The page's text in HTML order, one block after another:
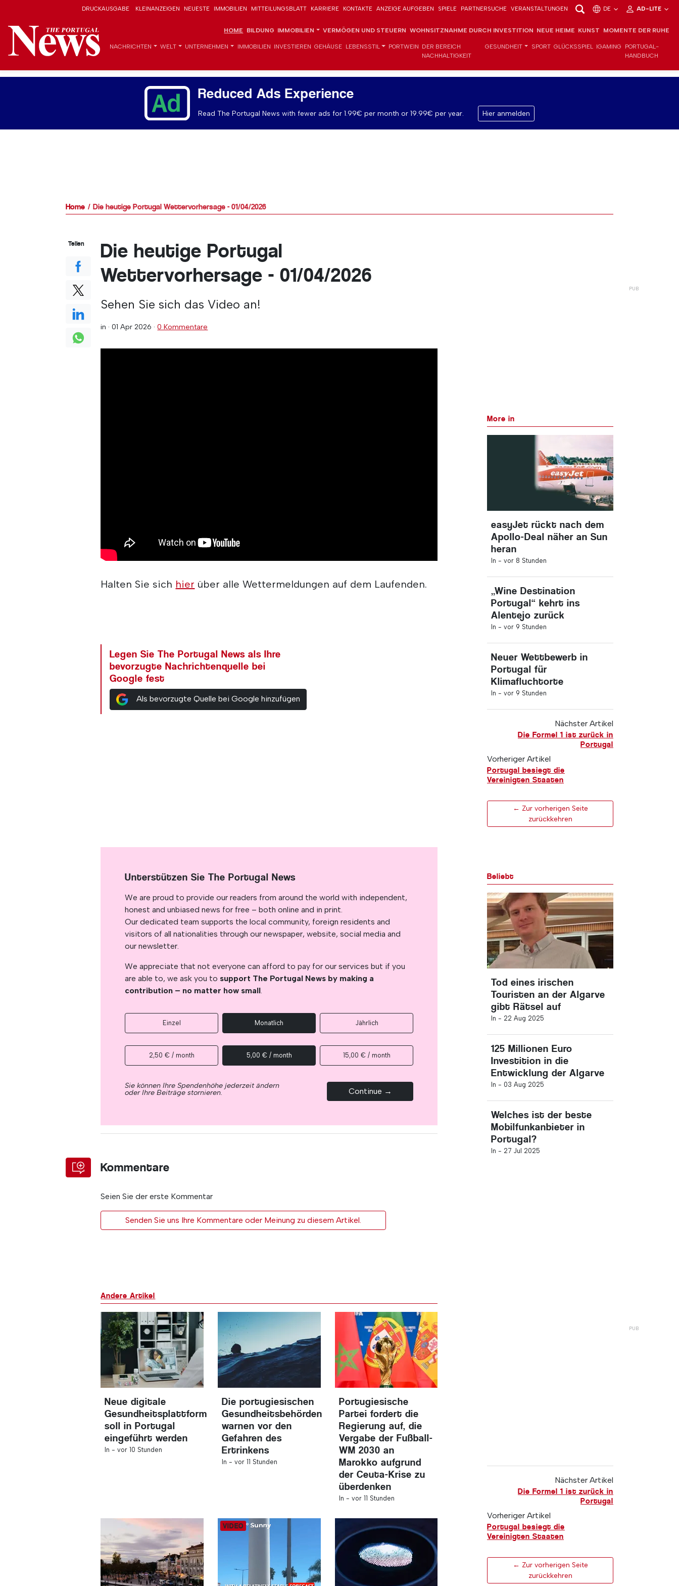
DRUCKAUSGABE KLEINANZEIGEN NEUESTE IMMOBILIEN MITTEILUNGSBLATT KARRIERE KONTAKTE ANZEIGE AUFGEBEN SPIELE PARTNERSUCHE VERANSTALTUNGEN DE AD-LITE
HOME BILDUNG IMMOBILIEN VERMÖGEN UND STEUERN WOHNSITZNAHME DURCH INVESTITION NEUE HEIME KUNST MOMENTE DER RUHE
NACHRICHTEN WELT UNTERNEHMEN IMMOBILIEN INVESTIEREN GEHÄUSE LEBENSSTIL PORTWEIN DER BEREICH
NACHHALTIGKEIT
GESUNDHEIT SPORT GLÜCKSSPIEL IGAMING
PORTUGAL-
HANDBUCH
Reduced Ads Experience
Read The Portugal News with fewer ads for 1.99€ per month or 19.99€ per year. Hier anmelden
Home Die heutige Portugal Wettervorhersage - 01/04/2026
Die heutige Portugal
Wettervorhersage - 01/04/2026
Sehen Sie sich das Video an!
in ·01 Apr 2026 ·0 Kommentare
Halten Sie sich hier über alle Wettermeldungen auf dem Laufenden.
Legen Sie The Portugal News als Ihre
bevorzugte Nachrichtenquelle bei
Google fest
Als bevorzugte Quelle bei Google hinzufügen
Teilen
More in
easyJet rückt nach dem
Apollo-Deal näher an Sun
heran
In - vor 8 Stunden
„Wine Destination
Portugal“ kehrt ins
Alentejo zurück
In - vor 9 Stunden
Neuer Wettbewerb in
Portugal für
Klimafluchtorte
In - vor 9 Stunden
Nächster Artikel
Die Formel 1 ist zurück in
Portugal
Vorheriger Artikel
Portugal besiegt die
Vereinigten Staaten
← Zur vorherigen Seite
zurückkehren
Unterstützen Sie The Portugal News
We are proud to provide our readers from around the world with independent,
honest and unbiased news for free – both online and in print.
Our dedicated team supports the local community, foreign residents and
visitors of all nationalities through our newspaper, website, social media and
our newsletter.
We appreciate that not everyone can afford to pay for our services but if you
are able to, we ask you to support The Portugal News by making a
contribution – no matter how small.
Einzel Monatlich Jährlich
2,50 € / month 5,00 € / month 15,00 € / month
Sie können Ihre Spendenhöhe jederzeit ändern
oder Ihre Beiträge stornieren. Continue →
Kommentare
Seien Sie der erste Kommentar
Senden Sie uns Ihre Kommentare oder Meinung zu diesem Artikel.
Beliebt
Tod eines irischen
Touristen an der Algarve
gibt Rätsel auf
In - 22 Aug 2025
125 Millionen Euro
Investition in die
Entwicklung der Algarve
In - 03 Aug 2025
Welches ist der beste
Mobilfunkanbieter in
Portugal?
In - 27 Jul 2025
Andere Artikel
Neue digitale
Gesundheitsplattform
soll in Portugal
eingeführt werden
In -vor 10 Stunden
Die portugiesischen
Gesundheitsbehörden
warnen vor den
Gefahren des
Ertrinkens
In -vor 11 Stunden
Portugiesische
Partei fordert die
Regierung auf, die
Vergabe der Fußball-
WM 2030 an
Marokko aufgrund
der Ceuta-Krise zu
überdenken
In - vor 11 Stunden
Nächster Artikel
Die Formel 1 ist zurück in
Portugal
Vorheriger Artikel
Portugal besiegt die
Vereinigten Staaten
← Zur vorherigen Seite
zurückkehren